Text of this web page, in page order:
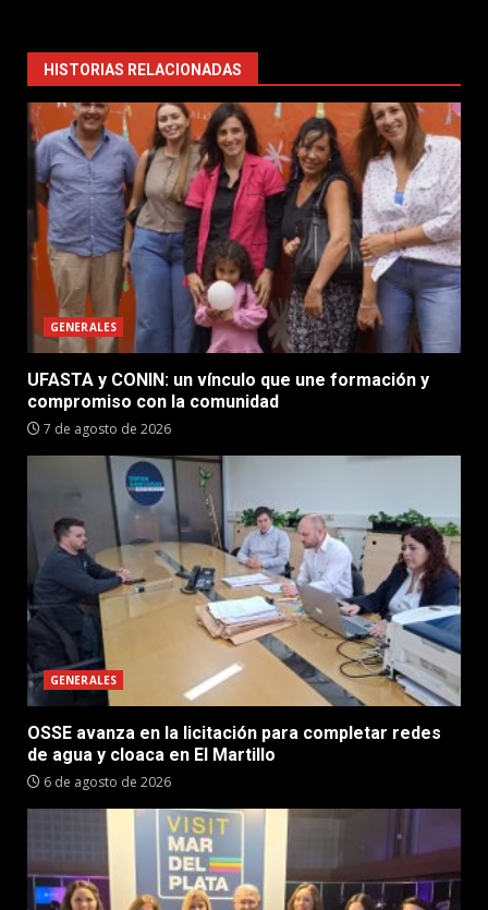
HISTORIAS RELACIONADAS
GENERALES
UFASTA y CONIN: un vínculo que une formación y
compromiso con la comunidad
7 de agosto de 2026
GENERALES
OSSE avanza en la licitación para completar redes
de agua y cloaca en El Martillo
6 de agosto de 2026